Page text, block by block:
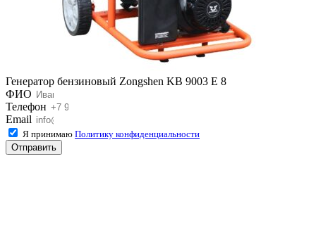
Генератор бензиновый Zongshen KB 9003 E 8
ФИО
Телефон
Email
Я принимаю Политику конфиденциальности
Отправить